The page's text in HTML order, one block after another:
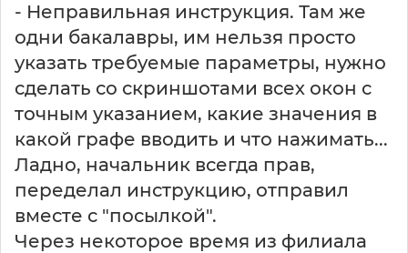
- Неправильная инструкция. Там же
одни бакалавры, им нельзя просто
указать требуемые параметры, нужно
сделать со скриншотами всех окон с
точным указанием, какие значения в
какой графе вводить и что нажимать...
Ладно, начальник всегда прав,
переделал инструкцию, отправил
вместе с "посылкой".
Через некоторое время из филиала